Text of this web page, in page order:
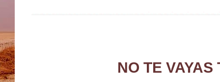
NO TE